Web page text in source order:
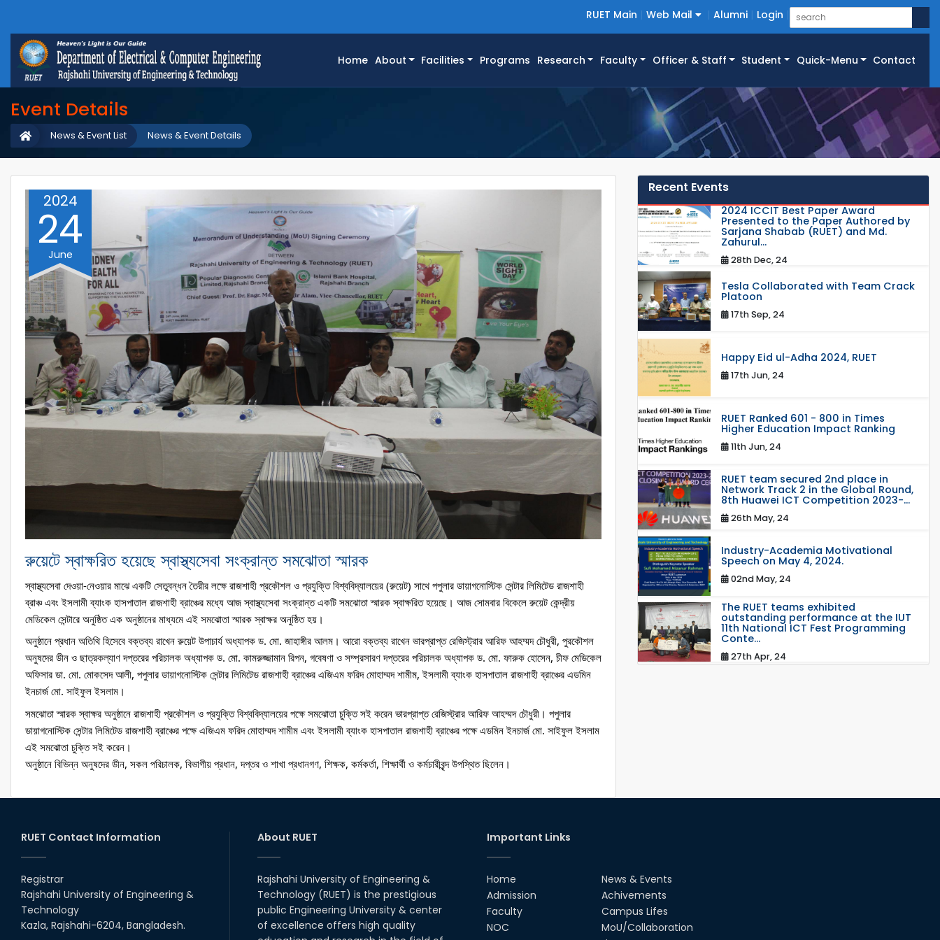
RUET Main Web Mail Alumni Login
Home(current)
About Facilities Programs Research Faculty Officer & Staff Student Quick-Menu Contact
Event Details
News & Event Details
News & Event List
2024
24
June
রুয়েটে স্বাক্ষরিত হয়েছে স্বাস্থ্যসেবা সংক্রান্ত সমঝোতা স্মারক
স্বাস্থ্যসেবা দেওয়া-নেওয়ার মাঝে একটি সেতুবন্ধন তৈরীর লক্ষে রাজশাহী প্রকৌশল ও প্রযুক্তি বিশ্ববিদ্যালয়ের (রুয়েট) সাথে পপুলার ডায়াগনোস্টিক সেন্টার লিমিটেড রাজশাহী
ব্রাঞ্চ এবং ইসলামী ব্যাংক হাসপাতাল রাজশাহী ব্রাঞ্চের মধ্যে আজ স্বাস্থ্যসেবা সংক্রান্ত একটি সমঝোতা স্মারক স্বাক্ষরিত হয়েছে। আজ সোমবার বিকেলে রুয়েট কেন্দ্রীয়
মেডিকেল সেন্টারে অনুষ্ঠিত এক অনুষ্ঠানের মাধ্যমে এই সমঝোতা স্মারক স্বাক্ষর অনুষ্ঠিত হয়।
অনুষ্ঠানে প্রধান অতিথি হিসেবে বক্তব্য রাখেন রুয়েট উপাচার্য অধ্যাপক ড. মো. জাহাঙ্গীর আলম। আরো বক্তব্য রাখেন ভারপ্রাপ্ত রেজিস্ট্রার আরিফ আহম্মদ চৌধুরী, পুরকৌশল
অনুষদের ডীন ও ছাত্রকল্যাণ দপ্তরের পরিচালক অধ্যাপক ড. মো. কামরুজ্জামান রিপন, গবেষণা ও সম্প্রসারণ দপ্তরের পরিচালক অধ্যাপক ড. মো. ফারুক হোসেন, চীফ মেডিকেল
অফিসার ডা. মো. মোকসেদ আলী, পপুলার ডায়াগনোস্টিক সেন্টার লিমিটেড রাজশাহী ব্রাঞ্চের এজিএম ফরিদ মোহাম্মদ শামীম, ইসলামী ব্যাংক হাসপাতাল রাজশাহী ব্রাঞ্চের এডমিন
ইনচার্জ মো. সাইফুল ইসলাম।
সমঝোতা স্মারক স্বাক্ষর অনুষ্ঠানে রাজশাহী প্রকৌশল ও প্রযুক্তি বিশ্ববিদ্যালয়ের পক্ষে সমঝোতা চুক্তি সই করেন ভারপ্রাপ্ত রেজিস্ট্রার আরিফ আহম্মদ চৌধুরী। পপুলার
ডায়াগনোস্টিক সেন্টার লিমিটেড রাজশাহী ব্রাঞ্চের পক্ষে এজিএম ফরিদ মোহাম্মদ শামীম এবং ইসলামী ব্যাংক হাসপাতাল রাজশাহী ব্রাঞ্চের পক্ষে এডমিন ইনচার্জ মো. সাইফুল ইসলাম
এই সমঝোতা চুক্তি সই করেন।
অনুষ্ঠানে বিভিন্ন অনুষদের ডীন, সকল পরিচালক, বিভাগীয় প্রধান, দপ্তর ও শাখা প্রধানগণ, শিক্ষক, কর্মকর্তা, শিক্ষার্থী ও কর্মচারীবৃন্দ উপস্থিত ছিলেন।
Recent Events
2024 ICCIT Best Paper Award
Presented to the Paper Authored by
Sarjana Shabab (RUET) and Md.
Zahurul...
28th Dec, 24
Tesla Collaborated with Team Crack
Platoon
17th Sep, 24
Happy Eid ul-Adha 2024, RUET
17th Jun, 24
RUET Ranked 601 - 800 in Times
Higher Education Impact Ranking
11th Jun, 24
RUET team secured 2nd place in
Network Track 2 in the Global Round,
8th Huawei ICT Competition 2023-...
26th May, 24
Industry-Academia Motivational
Speech on May 4, 2024.
02nd May, 24
The RUET teams exhibited
outstanding performance at the IUT
11th National ICT Fest Programming
Conte...
27th Apr, 24
RUET Contact Information
Registrar
Rajshahi University of Engineering &
Technology
Kazla, Rajshahi-6204, Bangladesh.
About RUET
Rajshahi University of Engineering &
Technology (RUET) is the prestigious
public Engineering University & center
of excellence offers high quality
Important Links
Home
Admission
Faculty
NOC
News & Events
Achivements
Campus Lifes
MoU/Collaboration